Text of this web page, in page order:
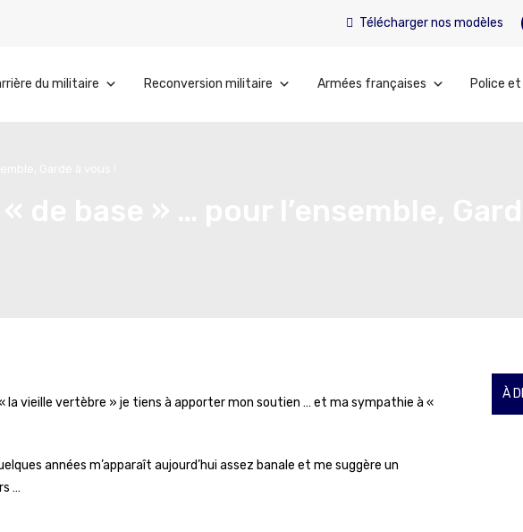
Télécharger nos modèles
du militaire Reconversion militaire Armées françaises Police
vieille vertèbre » je tiens à apporter mon soutien … et ma sympathie à «
années m’apparaît aujourd’hui assez banale et me suggère un
…
À